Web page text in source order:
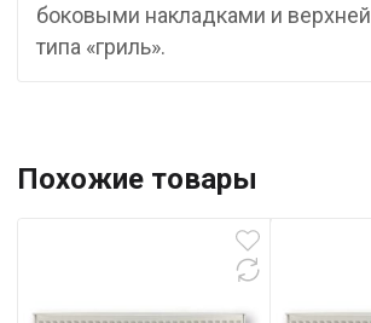
боковыми накладками и
типа «гриль».
Похожие товары